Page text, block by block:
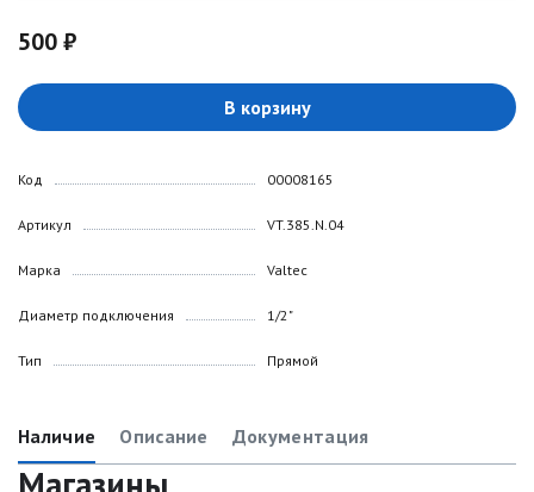
500 ₽
В корзину
Код
Артикул
Марка
Диаметр подключения
Тип
00008165
VT.385.N.04
Valtec
1/2"
Прямой
Наличие Описание Документация